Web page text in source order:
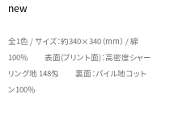
new
全1色 / サイズ：約340×340（mm） / 綿
100％ 表面(プリント面)：高密度シャー
リング地 148匁 裏面：パイル地コット
ン100％